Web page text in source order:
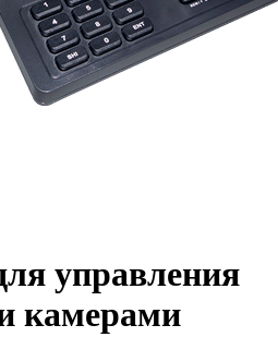
управления
камерами